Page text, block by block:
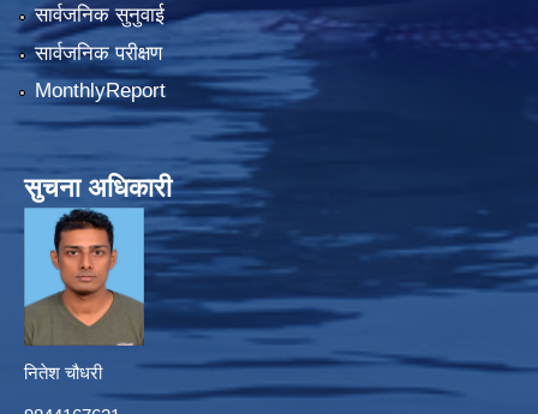
सार्वजनिक सुनुवाई
सार्वजनिक परीक्षण
MonthlyReport
सुचना अधिकारी
नितेश चौधरी